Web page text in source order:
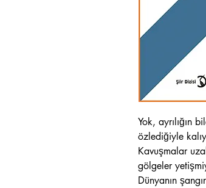
Yok, ayrılığın
özlediğiyle
Kavuşmalar
gölgeler
Dünyanın